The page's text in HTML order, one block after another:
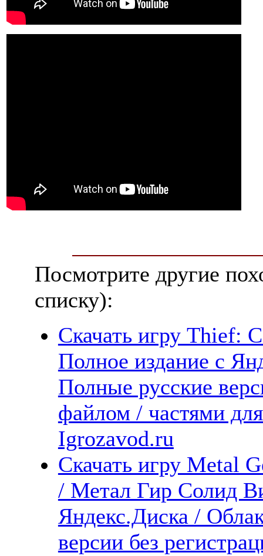
Посмотрите другие
списку):
Скачать игру Thief:
Полное издание с
Полные русские
файлом / частями
Igrozavod.ru
Скачать игру Metal
/ Метал Гир Солид
Яндекс.Диска /
версии без